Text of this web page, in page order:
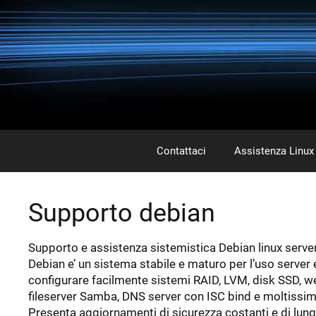
Vai
al
contenuto
Contattaci Assistenza Linux
Supporto debian
Supporto e assistenza sistemistica Debian linux
Debian e’ un sistema stabile e maturo per l’uso
configurare facilmente sistemi RAID, LVM, disk SSD,
fileserver Samba, DNS server con ISC bind e
Presenta aggiornamenti di sicurezza costanti e di